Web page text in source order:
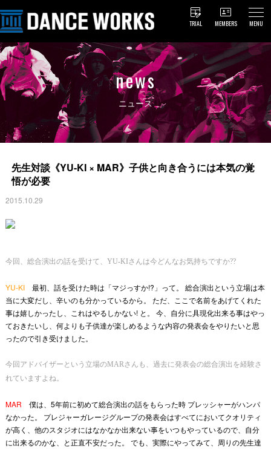
TRIAL MEMBERS MENU
news
ニュース
先生対談《YU-KI × MAR》子供と向き合うには本気の覚
悟が必要
2015.10.29
今回、総合演出の話を受けて、YU-KIさんは今どんなお気持ちですか??
YU-KI最初、話を受けた時は「マジっすか!?」って。 総合演出という立場は本
当に大変だし、辛いのも分かっているから。 ただ、ここで名前をあげてくれた
事は嬉しかったし、これはやるしかない! と。 今、自分に具現化出来る事はやっ
ておきたいし、何よりも子供達が楽しめるような内容の発表会をやりたいと思
ったので引き受けました。
今回アドバイザーという立場のMARさんも、過去に発表会の総合演出を経験さ
れていますよね。
MAR 僕は、5年前に初めて総合演出の話をもらった時 プレッシャーがハンパ
なかった。 プレジャーガレージグループの発表会はすべてにおいてクオリティ
が高く、他のスタジオにはなかなか出来ない事をいつもやっているので、自分
に出来るのかな、と正直不安だった。 でも、実際にやってみて、周りの先生達